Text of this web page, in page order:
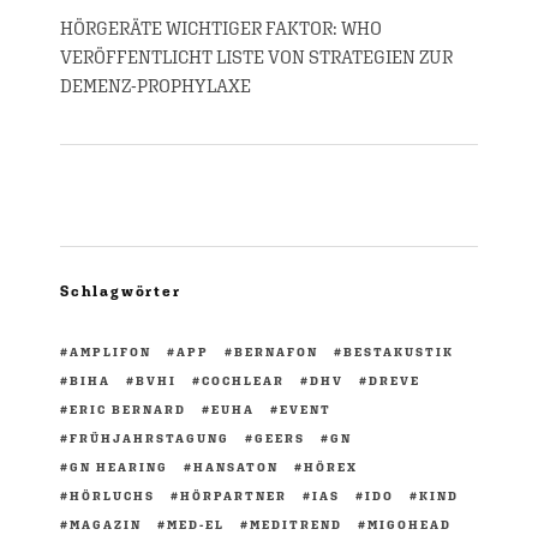
HÖRGERÄTE WICHTIGER FAKTOR: WHO
VERÖFFENTLICHT LISTE VON STRATEGIEN ZUR
DEMENZ-PROPHYLAXE
Schlagwörter
AMPLIFON APP BERNAFON
BESTAKUSTIK
BIHA
BVHI COCHLEAR DHV
DREVE
ERIC BERNARD
EUHA
EVENT
FRÜHJAHRSTAGUNG
GEERS
GN
GN HEARING
HANSATON
HÖREX
HÖRLUCHS
HÖRPARTNER IAS IDO
KIND
MAGAZIN
MED-EL MEDITREND
MIGOHEAD